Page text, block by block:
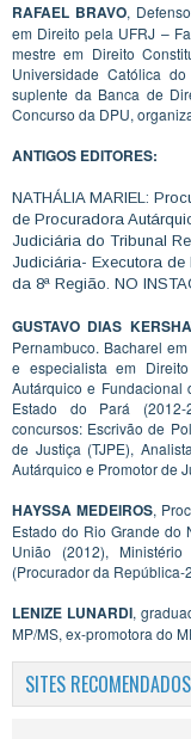
RAFAEL BRAVO,
em Direito pela UFRJ –
mestre em Direito
Universidade Católica
suplente da Banca de
Concurso da DPU,
ANTIGOS EDITORES:
NATHÁLIA MARIEL:
de Procuradora
Judiciária do Tribunal
Judiciária- Executora
da 8ª Região. NO
GUSTAVO DIAS
Pernambuco. Bacharel
e especialista em
Autárquico e Fundacional
Estado do Pará (2012-
concursos: Escrivão de
de Justiça (TJPE),
Autárquico e Promotor de
HAYSSA MEDEIROS,
Estado do Rio Grande do
União (2012),
(Procurador da
LENIZE LUNARDI,
MP/MS, ex-promotora do
SITES RECOMENDADOS